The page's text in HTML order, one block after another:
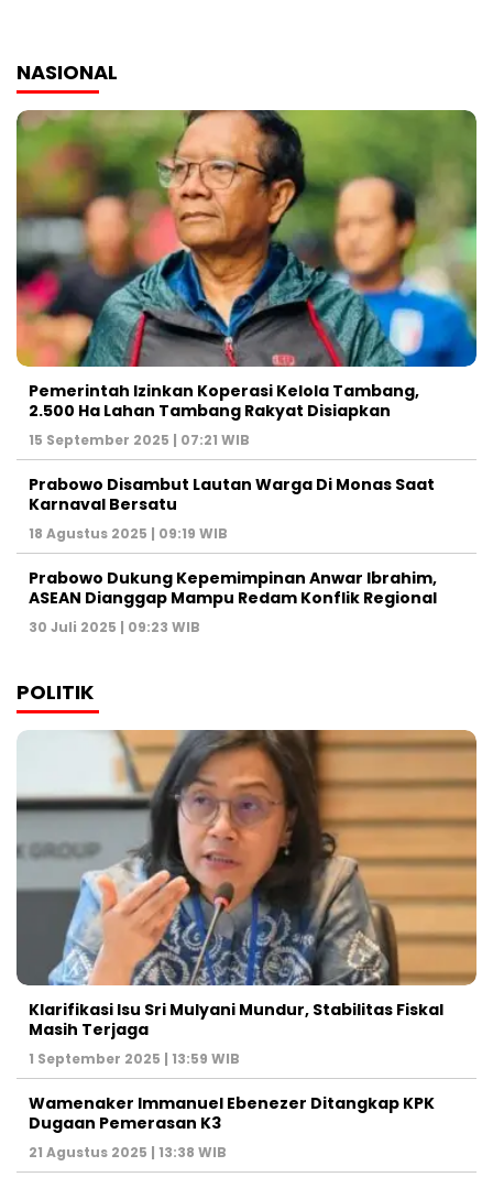
NASIONAL
Pemerintah Izinkan Koperasi Kelola Tambang,
2.500 Ha Lahan Tambang Rakyat Disiapkan
15 September 2025 | 07:21 WIB
Prabowo Disambut Lautan Warga Di Monas Saat
Karnaval Bersatu
18 Agustus 2025 | 09:19 WIB
Prabowo Dukung Kepemimpinan Anwar Ibrahim,
ASEAN Dianggap Mampu Redam Konflik Regional
30 Juli 2025 | 09:23 WIB
POLITIK
Klarifikasi Isu Sri Mulyani Mundur, Stabilitas Fiskal
Masih Terjaga
1 September 2025 | 13:59 WIB
Wamenaker Immanuel Ebenezer Ditangkap KPK
Dugaan Pemerasan K3
21 Agustus 2025 | 13:38 WIB